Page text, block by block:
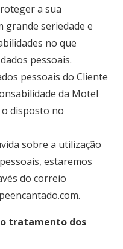
a sua
grande seriedade e
no que
pessoais.
pessoais do Cliente
da Motel
disposto no
sobre a utilização
estaremos
do correio
tratamento dos